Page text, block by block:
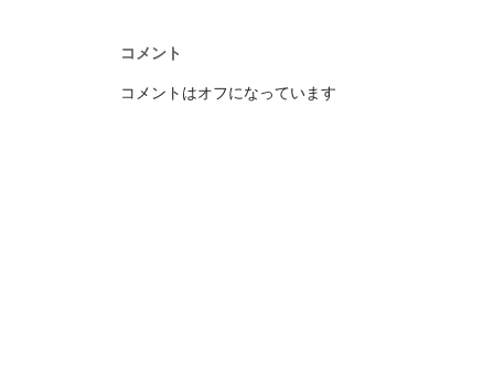
コメント
コメントはオフになっています